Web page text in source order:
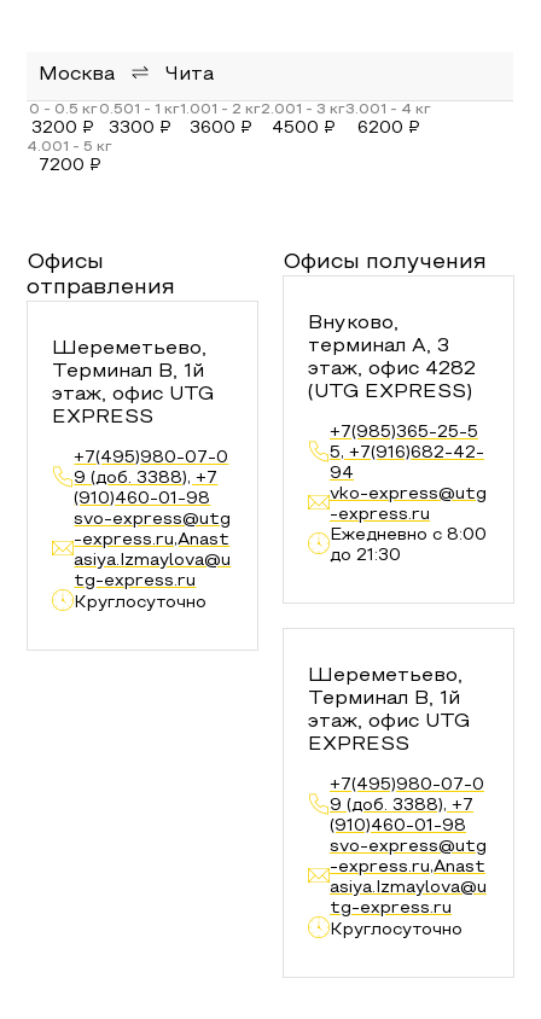
Москва Чита
3200 ₽ 3300 ₽ 3600 ₽ 4500 ₽ 6200 ₽
7200 ₽
Офисы
отправления
Шереметьево,
Терминал В, 1й
этаж, офис UTG
EXPRESS
+7(495)980-07-0
9 (доб. 3388), +7
(910)460-01-98
svo-express@utg
-express.ru,Anast
asiya.Izmaylova@u
tg-express.ru
Круглосуточно
Офисы получения
Внуково,
терминал А, 3
этаж, офис 4282
(UTG EXPRESS)
+7(985)365-25-5
5, +7(916)682-42-
94
vko-express@utg
-express.ru
Ежедневно с 8:00
до 21:30
Шереметьево,
Терминал В, 1й
этаж, офис UTG
EXPRESS
+7(495)980-07-0
9 (доб. 3388), +7
(910)460-01-98
svo-express@utg
-express.ru,Anast
asiya.Izmaylova@u
tg-express.ru
Круглосуточно